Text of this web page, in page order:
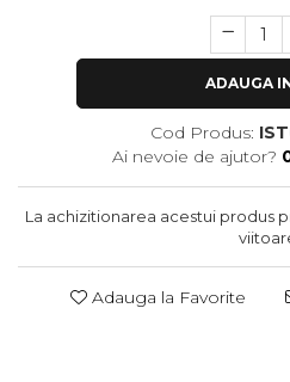
ADAUGA
Cod Produs:
Ai nevoie de ajutor?
La achizitionarea acestui produs
Adauga la Favorite